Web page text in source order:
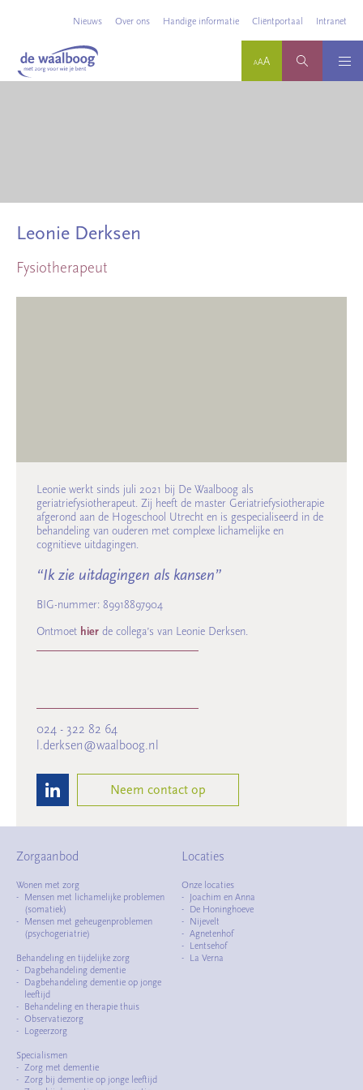
Nieuws Over ons Handige informatie Cliëntportaal Intranet
Leonie Derksen
Fysiotherapeut
Leonie werkt sinds juli 2021 bij De Waalboog als
geriatriefysiotherapeut. Zij heeft de master Geriatriefysiotherapie
afgerond aan de Hogeschool Utrecht en is gespecialiseerd in de
behandeling van ouderen met complexe lichamelijke en
cognitieve uitdagingen.
“Ik zie uitdagingen als kansen”
BIG-nummer: 89918897904
Ontmoet hier de collega’s van Leonie Derksen.
024 - 322 82 64
l.derksen@waalboog.nl
Neem contact op
Zorgaanbod
Wonen met zorg
Mensen met lichamelijke problemen
(somatiek)
Mensen met geheugenproblemen
(psychogeriatrie)
Behandeling en tijdelijke zorg
Dagbehandeling dementie
Dagbehandeling dementie op jonge
leeftijd
Behandeling en therapie thuis
Observatiezorg
Logeerzorg
Specialismen
Zorg met dementie
Zorg bij dementie op jonge leeftijd
Locaties
Onze locaties
Joachim en Anna
De Honinghoeve
Nijevelt
Agnetenhof
Lentsehof
La Verna